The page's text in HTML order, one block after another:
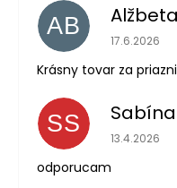
AB
17.6.2026
Krásny tovar za
SS
13.4.2026
odporucam